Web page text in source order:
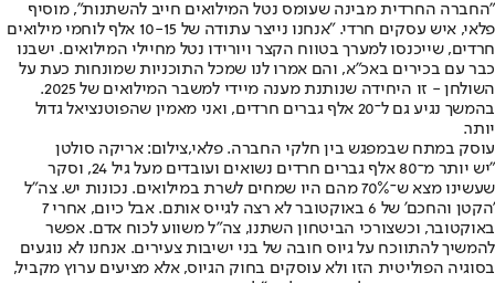
"החברה החרדית מבינה שעומס נטל המילואים חייב להשתנות", מוסיף
פלאי, איש עסקים חרדי. "אנחנו נייצר עתודה של 10-15 אלף לוחמי מילואים
חרדים, שייכנסו למערך בטווח הקצר ויורידו נטל מחיילי המילואים. ישבנו
כבר עם בכירים באכ"א, והם אמרו לנו שמכל התוכניות שמונחות כעת על
השולחן - זו היחידה שנותנת מענה מיידי למשבר המילואים של 2025.
בהמשך נגיע גם ל־20 אלף גברים חרדים, ואני מאמין שהפוטנציאל גדול
יותר.
עוסק במתח שבמפגש בין חלקי החברה. פלאי,צילום: אריקה סולטן
"יש יותר מ־80 אלף גברים חרדים נשואים ועובדים מעל גיל 24, וסקר
שעשינו מצא ש־70% מהם היו שמחים לשרת במילואים. נכונות יש. צה"ל
'הקטן והחכם' של 6 באוקטובר לא רצה לגייס אותם. אבל כיום, אחרי 7
באוקטובר, וכשצורכי הביטחון השתנו, צה"ל משווע לכוח אדם. אפשר
להמשיך להתווכח על גיוס חובה של בני ישיבות צעירים. אנחנו לא נוגעים
בסוגיה הפוליטית הזו ולא עוסקים בחוק הגיוס, אלא מציעים ערוץ מקביל,